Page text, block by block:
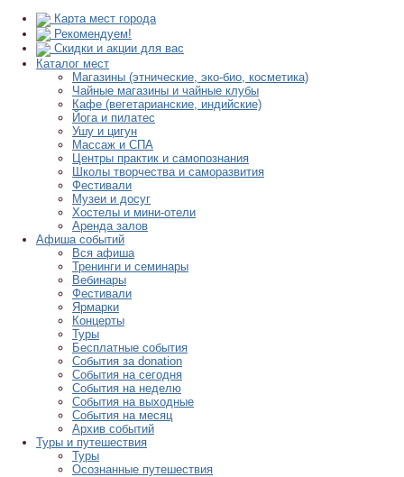
Карта мест города
Рекомендуем!
Скидки и акции для вас
Каталог мест
Магазины (этнические, эко-био, косметика)
Чайные магазины и чайные клубы
Кафе (вегетарианские, индийские)
Йога и пилатес
Ушу и цигун
Массаж и СПА
Центры практик и самопознания
Школы творчества и саморазвития
Фестивали
Музеи и досуг
Хостелы и мини-отели
Аренда залов
Афиша событий
Вся афиша
Тренинги и семинары
Вебинары
Фестивали
Ярмарки
Концерты
Туры
Бесплатные события
События за donation
События на сегодня
События на неделю
События на выходные
События на месяц
Архив событий
Туры и путешествия
Туры
Осознанные путешествия